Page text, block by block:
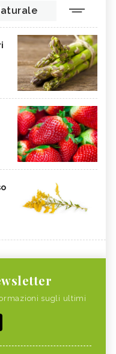
sugli ultimi